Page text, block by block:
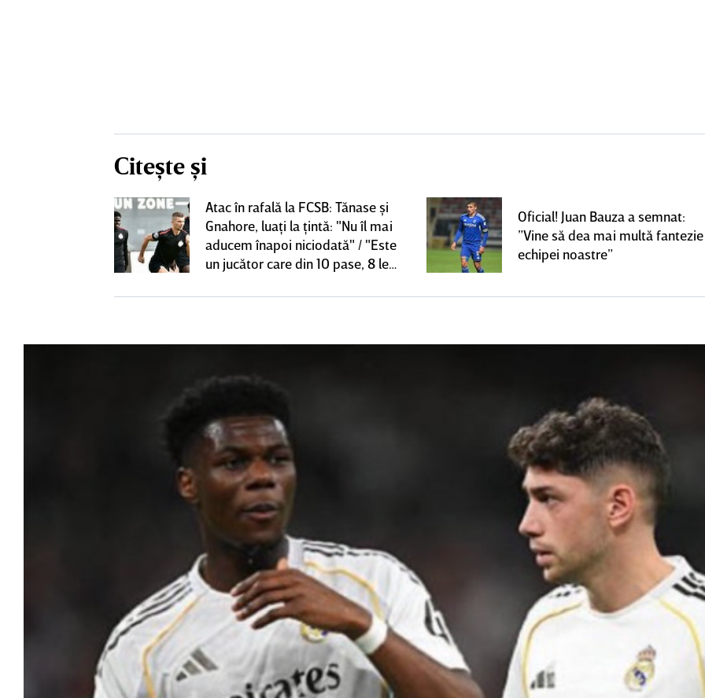
Citește și
Atac în rafală la FCSB: Tănase şi
Gnahore, luaţi la ţintă: "Nu îl mai
aducem înapoi niciodată" / "Este
un jucător care din 10 pase, 8 le
Oficial! Juan Bauza a semnat:
”Vine să dea mai multă fantezie
echipei noastre”